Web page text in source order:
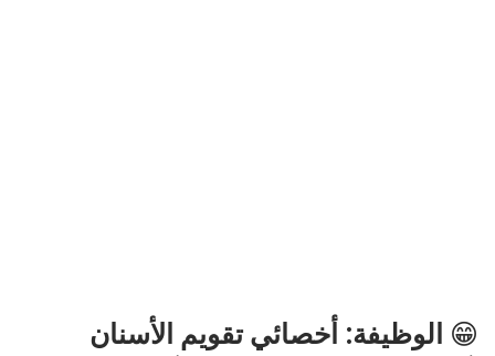
😁 الوظيفة: أخصائي تقويم الأسنان